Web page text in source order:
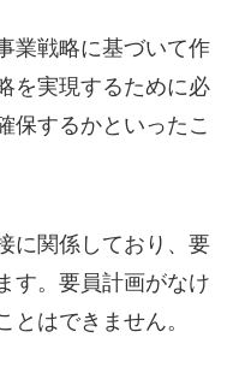
業戦略に基づいて作
を実現するために必
保するかといったこ
に関係しており、要
す。要員計画がなけ
とはできません。